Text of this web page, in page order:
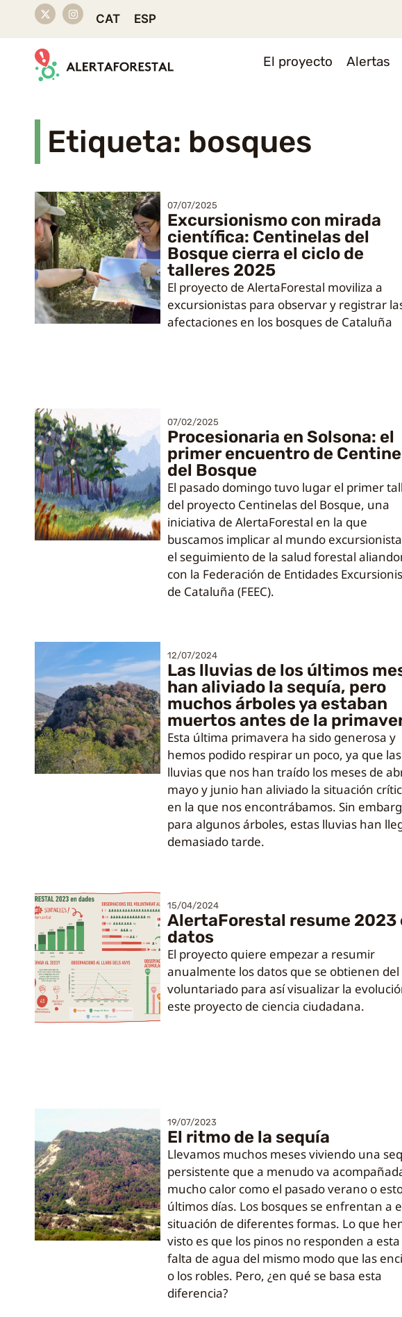
CAT ESP
El proyecto Alertas
Etiqueta: bosques
07/07/2025
Excursionismo con mirada
científica: Centinelas del
Bosque cierra el ciclo de
talleres 2025
El proyecto de AlertaForestal moviliza a
excursionistas para observar y registrar
afectaciones en los bosques de Cataluña
07/02/2025
Procesionaria en Solsona: el
primer encuentro de
del Bosque
El pasado domingo tuvo lugar el primer
del proyecto Centinelas del Bosque, una
iniciativa de AlertaForestal en la que
buscamos implicar al mundo
el seguimiento de la salud forestal
con la Federación de Entidades
de Cataluña (FEEC).
12/07/2024
Las lluvias de los últimos
han aliviado la sequía, pero
muchos árboles ya estaban
muertos antes de la
Esta última primavera ha sido generosa y
hemos podido respirar un poco, ya que las
lluvias que nos han traído los meses de
mayo y junio han aliviado la situación
en la que nos encontrábamos. Sin
para algunos árboles, estas lluvias han
demasiado tarde.
15/04/2024
AlertaForestal resume 2023
datos
El proyecto quiere empezar a resumir
anualmente los datos que se obtienen del
voluntariado para así visualizar la
este proyecto de ciencia ciudadana.
19/07/2023
El ritmo de la sequía
Llevamos muchos meses viviendo una
persistente que a menudo va
mucho calor como el pasado verano o
últimos días. Los bosques se enfrentan a
situación de diferentes formas. Lo que
visto es que los pinos no responden a esta
falta de agua del mismo modo que las
o los robles. Pero, ¿en qué se basa esta
diferencia?